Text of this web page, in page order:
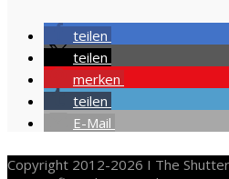
teilen
teilen
merken
teilen
E-Mail
Copyright 2012-2026 I The